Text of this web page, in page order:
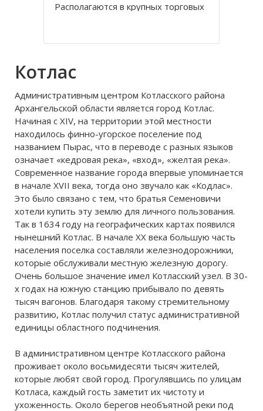
Располагаются в крупных торговых
проходимостью. Благодаря
компанию невозможно не
территория
Котлас
Административным центром Котласского района
Архангельской области является город Котлас.
Начиная с XIV, на территории этой местности
находилось финно-угорское поселение под
названием Пырас, что в переводе с разных языков
означает «кедровая река», «вход», «желтая река».
Современное название города впервые упоминается
в начале XVII века, тогда оно звучало как «Кодлас».
Это было связано с тем, что братья Семеновичи
хотели купить эту землю для личного пользования.
Так в 1634 году на географических картах появился
нынешний Котлас. В начале ХХ века большую часть
населения поселка составляли железнодорожники,
которые обслуживали местную железную дорогу.
Очень большое значение имел Котласский узел. В 30-
х годах на южную станцию прибывало по девять
тысяч вагонов. Благодаря такому стремительному
развитию, Котлас получил статус административной
единицы областного подчинения.
В административном центре Котласского района
проживает около восьмидесяти тысяч жителей,
которые любят свой город. Прогулявшись по улицам
Котласа, каждый гость заметит их чистоту и
ухоженность. Около берегов необъятной реки под